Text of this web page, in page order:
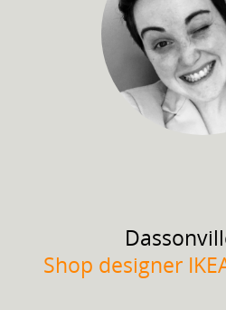
Shop designer